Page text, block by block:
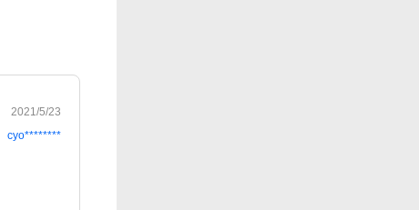
2021/5/23
cyo********